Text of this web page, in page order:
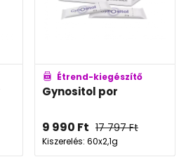
Étrend-kiegészítő
Gynositol por
9 990 Ft 17 797Ft
Kiszerelés: 60x2,1g